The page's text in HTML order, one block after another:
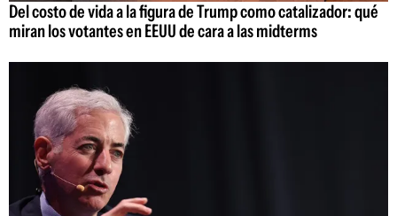
Del costo de vida a la figura de Trump como catalizador: qué
miran los votantes en EEUU de cara a las midterms